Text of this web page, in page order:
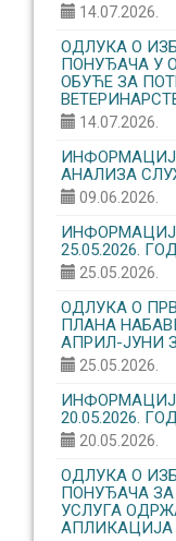
14.07.2026.
ОДЛУКА О
ПОНУЂАЧА У
ОБУЋЕ ЗА
14.07.2026.
АНАЛИЗА
09.06.2026.
25.05.2026.
25.05.2026.
ОДЛУКА О
ПЛАНА
АПРИЛ-ЈУНИ
25.05.2026.
20.05.2026.
20.05.2026.
ОДЛУКА О
ПОНУЂАЧА
УСЛУГА
АПЛИКАЦИЈА